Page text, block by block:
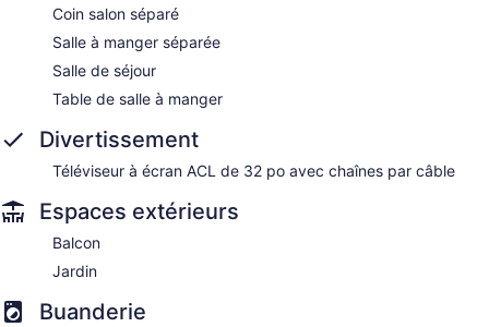
Coin salon séparé
Salle à manger séparée
Salle de séjour
Table de salle à manger
Divertissement
Téléviseur à écran ACL de 32 po avec chaînes par câble
Espaces extérieurs
Balcon
Jardin
Buanderie